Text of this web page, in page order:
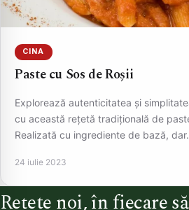
CINA
Paste cu Sos de Roșii
Explorează autenticitatea și
cu această rețetă tradițională de
Realizată cu ingrediente de bază,
24 iulie 2023
Rețete noi, în fiecare